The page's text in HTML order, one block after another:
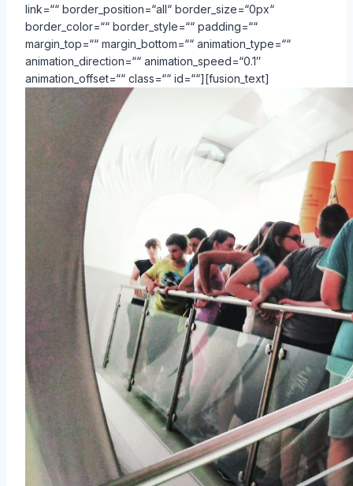
link=““ border_position=“all“ border_size=“0px“
border_color=““ border_style=““ padding=““
margin_top=““ margin_bottom=““ animation_type=““
animation_direction=““ animation_speed=“0.1″
animation_offset=““ class=““ id=““][fusion_text]